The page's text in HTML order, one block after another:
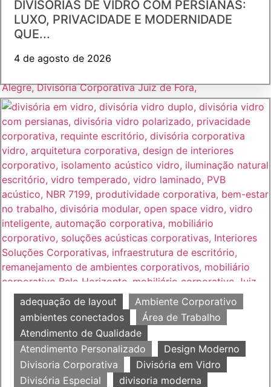
DIVISÓRIAS DE VIDRO COM PERSIANAS:
LUXO, PRIVACIDADE E MODERNIDADE
QUE...
4 de agosto de 2026
adequação de layout
Ambiente Corporativo
ambientes conectados
Área de Trabalho
Atendimento de Qualidade
Atendimento Personalizado
Design Moderno
Divisoria Corporativa
Divisória em Vidro
Divisória Especial
divisoria moderna